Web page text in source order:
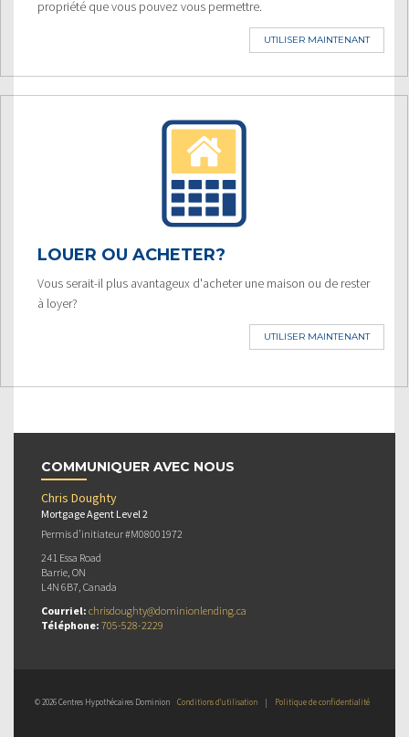
propriété que vous pouvez vous permettre.
UTILISER MAINTENANT
LOUER OU ACHETER?
Vous serait-il plus avantageux d'acheter une maison ou de rester
à loyer?
UTILISER MAINTENANT
COMMUNIQUER AVEC NOUS
Chris Doughty
Mortgage Agent Level 2
Permis d’initiateur #M08001972
241 Essa Road
Barrie, ON
L4N 6B7, Canada
Courriel: chrisdoughty@dominionlending.ca
Téléphone: 705-528-2229
© 2026 Centres Hypothécaires Dominion Conditions d’utilisation | Politique de confidentialité